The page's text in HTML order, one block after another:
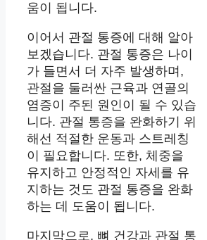
움이 됩니다.
이어서 관절 통증에 대해 알아
보겠습니다. 관절 통증은 나이
가 들면서 더 자주 발생하며,
관절을 둘러싼 근육과 연골의
염증이 주된 원인이 될 수 있습
니다. 관절 통증을 완화하기 위
해선 적절한 운동과 스트레칭
이 필요합니다. 또한, 체중을
유지하고 안정적인 자세를 유
지하는 것도 관절 통증을 완화
하는 데 도움이 됩니다.
마지막으로, 뼈 건강과 관절 통